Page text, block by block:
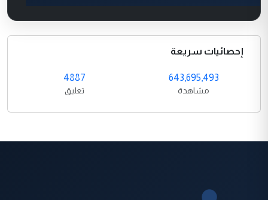
إحصائيات سريعة
643,695,493
مشاهدة
4887
تعليق